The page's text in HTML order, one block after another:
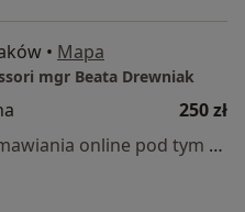
• Mapa
mgr Beata Drewniak
250 zł
Specjalista nie oferuje umawiania online pod tym adresem.